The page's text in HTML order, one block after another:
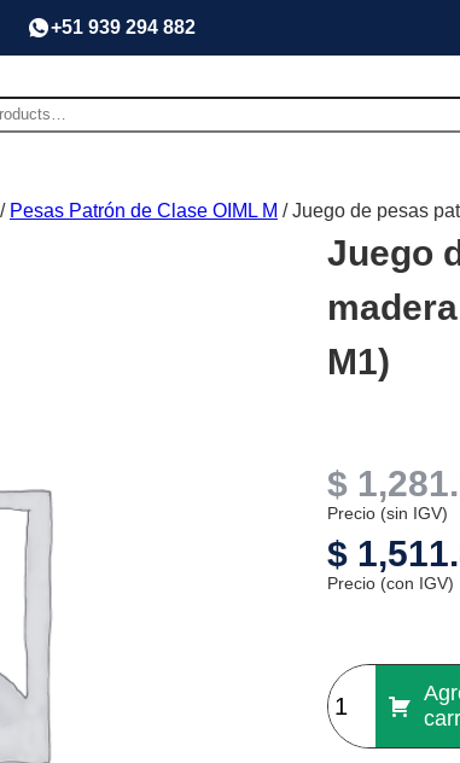
+51 939 294 882
/ Pesas Patrón de Clase OIML M / Juego de pesas
Juego
M1)
$
Precio (sin IGV)
$
Precio (con IGV)